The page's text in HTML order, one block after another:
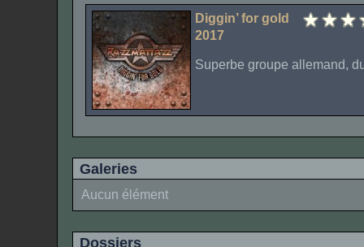
Diggin’ for gold
2017
Superbe groupe allemand,
Galeries
Aucun élément
Dossiers